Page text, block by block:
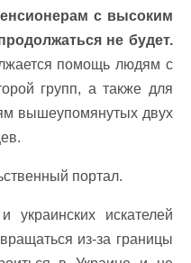
с высоким
не будет.
помощь людям с
групп, а также для
вышеупомянутых двух
портал.
искателей
из-за границы